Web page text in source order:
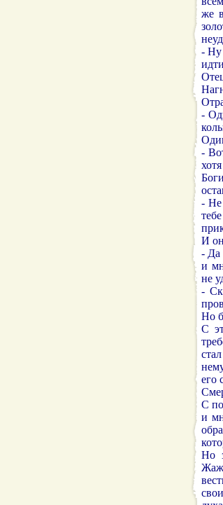
же
- Ну
-
-
- Не
И он
- Да
и
не
-
Но
С
его
С
и
Но